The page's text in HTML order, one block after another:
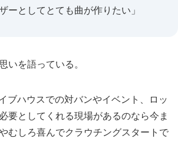
ーとしてとても曲が作りたい」
いを語っている。
ブハウスでの対バンやイベント、ロッ
要としてくれる現場があるのなら今ま
むしろ喜んでクラウチングスタートで